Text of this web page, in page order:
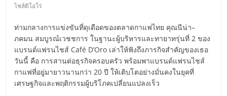
ไทย,
SMEs,
แฟ
ไชส์ดิโอโร่
ท่ามกลางการแข่งขันที่ดุเดือดของตลาดกาแฟไทย คุณนีน่า–
ภคมน สมบูรณ์เวชชการ ในฐานะผู้บริหารและทายาทรุ่นที่ 2 ของ
แบรนด์แฟรนไชส์ Café D’Oro เล่าให้ฟังถึงภารกิจสำคัญของเธอ
วันนี้ คือ การสานต่อธุรกิจครอบครัว พร้อมพาแบรนด์แฟรนไชส์
กาแฟที่อยู่มายาวนานกว่า 20 ปี ให้เติบโตอย่างมั่นคงในยุคที่
เศรษฐกิจและพฤติกรรมผู้บริโภคเปลี่ยนแปลงเร็ว